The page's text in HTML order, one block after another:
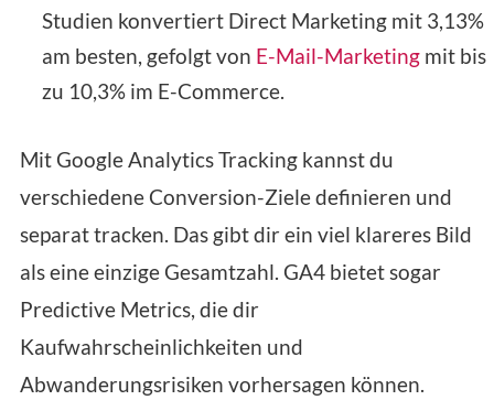
Studien konvertiert Direct Marketing mit 3,13%
am besten, gefolgt von E-Mail-Marketing mit bis
zu 10,3% im E-Commerce.
Mit Google Analytics Tracking kannst du
verschiedene Conversion-Ziele definieren und
separat tracken. Das gibt dir ein viel klareres Bild
als eine einzige Gesamtzahl. GA4 bietet sogar
Predictive Metrics, die dir
Kaufwahrscheinlichkeiten und
Abwanderungsrisiken vorhersagen können.